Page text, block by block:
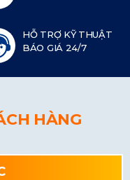
HỖ TRỢ KỸ THUẬT
BÁO GIÁ 24/7
HÀNG